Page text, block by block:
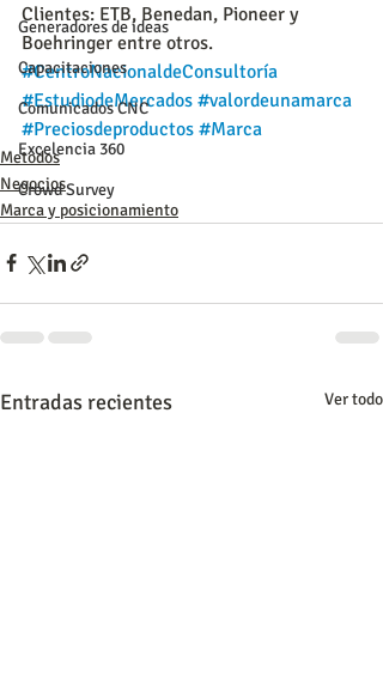
Generadores de ideas
Capacitaciones
Comunicados CNC
Excelencia 360
Crowd Survey
Clientes: ETB, Benedan, Pioneer y
Boehringer entre otros.
#CentroNacionaldeConsultoría
#EstudiodeMercados #valordeunamarca
#Preciosdeproductos #Marca
Metodos
Negocios
Marca y posicionamiento
Entradas recientes Ver todo